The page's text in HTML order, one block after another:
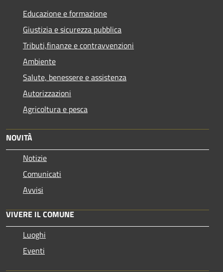
Educazione e formazione
Giustizia e sicurezza pubblica
Tributi,finanze e contravvenzioni
Ambiente
Salute, benessere e assistenza
Autorizzazioni
Agricoltura e pesca
NOVITÀ
Notizie
Comunicati
Avvisi
VIVERE IL COMUNE
Luoghi
Eventi